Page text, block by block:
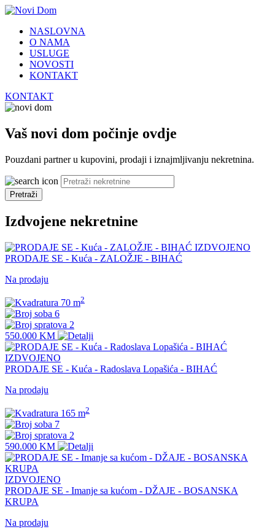
NASLOVNA
O NAMA
USLUGE
NOVOSTI
KONTAKT
KONTAKT
Vaš novi dom počinje ovdje
Pouzdani partner u kupovini, prodaji i iznajmljivanju nekretnina.
Pretraži
Izdvojene nekretnine
IZDVOJENO
PRODAJE SE - Kuća - ZALOŽJE - BIHAĆ
Na prodaju
70 m2
6
2
550.000 KM
IZDVOJENO
PRODAJE SE - Kuća - Radoslava Lopašića - BIHAĆ
Na prodaju
165 m2
7
2
590.000 KM
IZDVOJENO
PRODAJE SE - Imanje sa kućom - DŽAJE - BOSANSKA
KRUPA
Na prodaju